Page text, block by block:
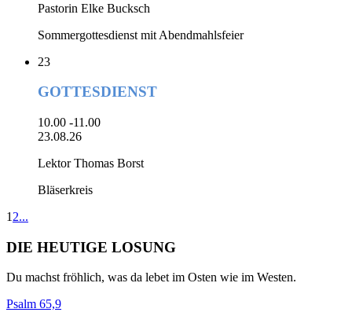
Pastorin Elke Bucksch
Sommergottesdienst mit Abendmahlsfeier
23
GOTTESDIENST
10.00 -11.00
23.08.26
Lektor Thomas Borst
Bläserkreis
1 2...
DIE HEUTIGE LOSUNG
Du machst fröhlich, was da lebet im Osten wie im Westen.
Psalm 65,9